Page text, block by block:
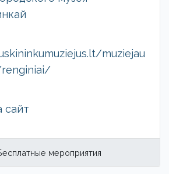
muziejau
сайт
мероприятия